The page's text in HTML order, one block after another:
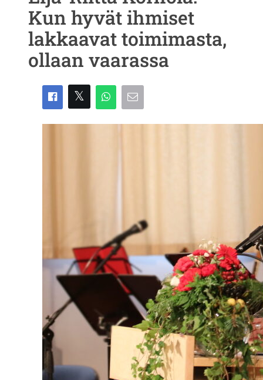
Kun hyvät ihmiset
lakkaavat toimimasta,
ollaan vaarassa